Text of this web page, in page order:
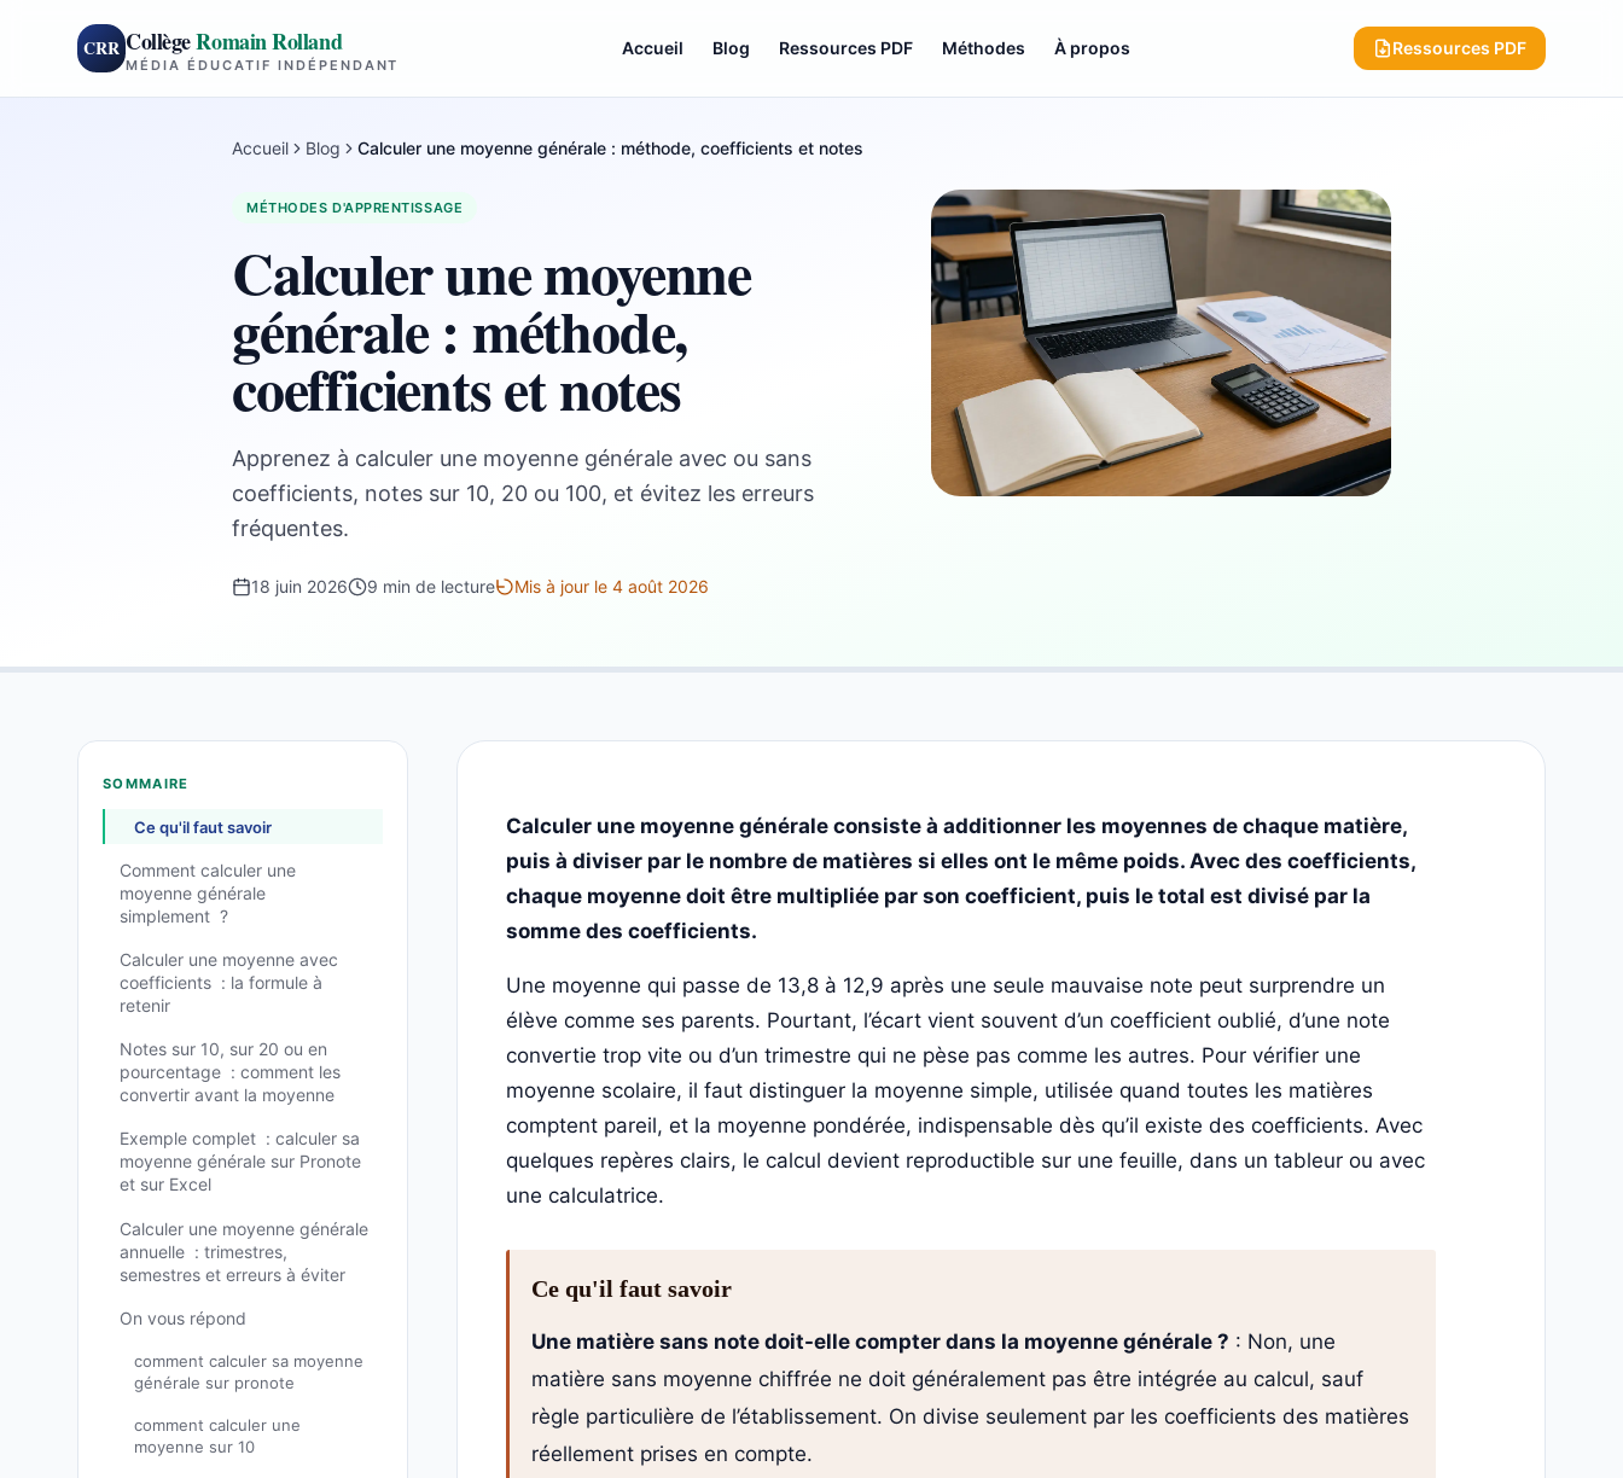
CRR CollègeRomain Rolland
MÉDIA ÉDUCATIF INDÉPENDANT
Accueil Blog Ressources PDF Méthodes À propos Ressources PDF
Accueil Blog Calculer une moyenne générale : méthode, coefficients et notes
MÉTHODES D'APPRENTISSAGE
Calculer une moyenne
générale : méthode,
coefficients et notes
Apprenez à calculer une moyenne générale avec ou sans
coefficients, notes sur 10, 20 ou 100, et évitez les erreurs
fréquentes.
18 juin 2026 9 min de lecture Mis à jour le 4 août 2026
SOMMAIRE
Ce qu'il faut savoir
Comment calculer une
moyenne générale
simplement ?
Calculer une moyenne avec
coefficients : la formule à
retenir
Notes sur 10, sur 20 ou en
pourcentage : comment les
convertir avant la moyenne
Exemple complet : calculer sa
moyenne générale sur Pronote
et sur Excel
Calculer une moyenne générale
annuelle : trimestres,
semestres et erreurs à éviter
On vous répond
comment calculer sa moyenne
générale sur pronote
comment calculer une
moyenne sur 10
Calculer une moyenne générale consiste à additionner les moyennes de chaque matière,
puis à diviser par le nombre de matières si elles ont le même poids. Avec des coefficients,
chaque moyenne doit être multipliée par son coefficient, puis le total est divisé par la
somme des coefficients.
Une moyenne qui passe de 13,8 à 12,9 après une seule mauvaise note peut surprendre un
élève comme ses parents. Pourtant, l’écart vient souvent d’un coefficient oublié, d’une note
convertie trop vite ou d’un trimestre qui ne pèse pas comme les autres. Pour vérifier une
moyenne scolaire, il faut distinguer la moyenne simple, utilisée quand toutes les matières
comptent pareil, et la moyenne pondérée, indispensable dès qu’il existe des coefficients. Avec
quelques repères clairs, le calcul devient reproductible sur une feuille, dans un tableur ou avec
une calculatrice.
Ce qu'il faut savoir
Une matière sans note doit-elle compter dans la moyenne générale ? : Non, une
matière sans moyenne chiffrée ne doit généralement pas être intégrée au calcul, sauf
règle particulière de l’établissement. On divise seulement par les coefficients des matières
réellement prises en compte.